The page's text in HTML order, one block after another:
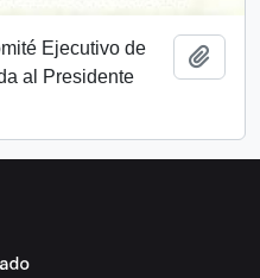
Ejecutivo de
al Presidente